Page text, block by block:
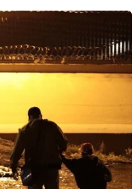
còn quá xa lạ
Tuy nhiên, thời
8x, 9x đang gặp
khi nhiều bậc
hoặc yêu cầu con